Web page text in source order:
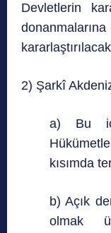
Devletlerin
2) Şarkî
a) Bu
kısımda
b) Açık
olmak